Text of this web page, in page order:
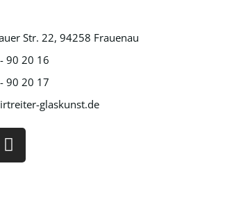
Str. 22, 94258 Frauenau
90 20 16
90 20 17
glaskunst.de
I
n
s